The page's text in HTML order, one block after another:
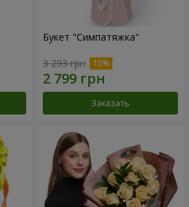
Букет "Симпатяжка"
3 293 грн
Заказать